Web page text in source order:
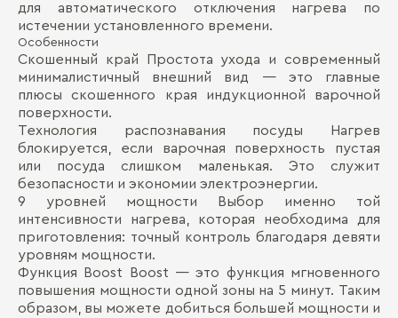
для автоматического отключения нагрева по
истечении установленного времени.
Особенности
Скошенный край Простота ухода и современный
минималистичный внешний вид — это главные
плюсы скошенного края индукционной варочной
поверхности.
Технология распознавания посуды Нагрев
блокируется, если варочная поверхность пустая
или посуда слишком маленькая. Это служит
безопасности и экономии электроэнергии.
9 уровней мощности Выбор именно той
интенсивности нагрева, которая необходима для
приготовления: точный контроль благодаря девяти
уровням мощности.
Функция Boost Boost — это функция мгновенного
повышения мощности одной зоны на 5 минут. Таким
образом, вы можете добиться большей мощности и